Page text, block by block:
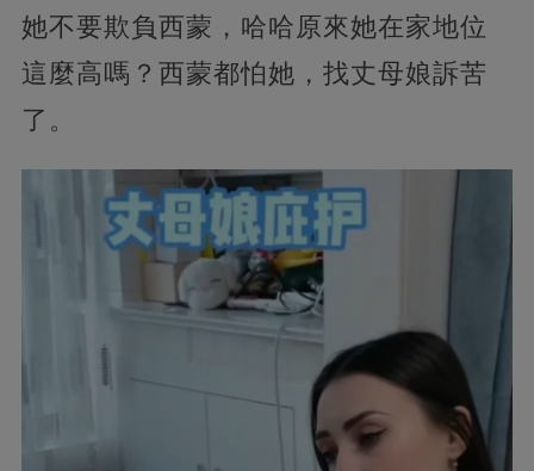
她不要欺負西蒙，哈哈原來她在家地位
這麼高嗎？西蒙都怕她，找丈母娘訴苦
了。